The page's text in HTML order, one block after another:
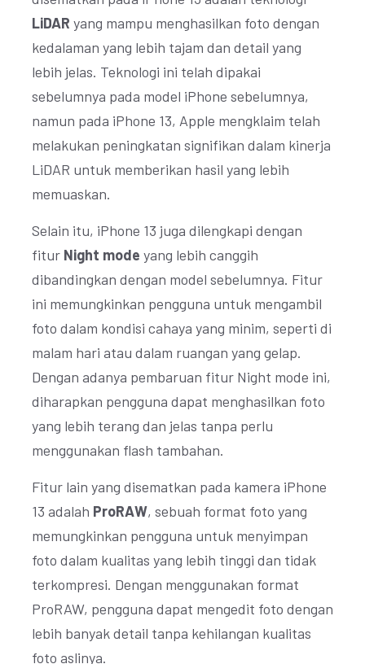
LiDAR yang mampu menghasilkan foto dengan
kedalaman yang lebih tajam dan detail yang
lebih jelas. Teknologi ini telah dipakai
sebelumnya pada model iPhone sebelumnya,
namun pada iPhone 13, Apple mengklaim telah
melakukan peningkatan signifikan dalam kinerja
LiDAR untuk memberikan hasil yang lebih
memuaskan.
Selain itu, iPhone 13 juga dilengkapi dengan
fitur Night mode yang lebih canggih
dibandingkan dengan model sebelumnya. Fitur
ini memungkinkan pengguna untuk mengambil
foto dalam kondisi cahaya yang minim, seperti di
malam hari atau dalam ruangan yang gelap.
Dengan adanya pembaruan fitur Night mode ini,
diharapkan pengguna dapat menghasilkan foto
yang lebih terang dan jelas tanpa perlu
menggunakan flash tambahan.
Fitur lain yang disematkan pada kamera iPhone
13 adalah ProRAW, sebuah format foto yang
memungkinkan pengguna untuk menyimpan
foto dalam kualitas yang lebih tinggi dan tidak
terkompresi. Dengan menggunakan format
ProRAW, pengguna dapat mengedit foto dengan
lebih banyak detail tanpa kehilangan kualitas
foto aslinya.